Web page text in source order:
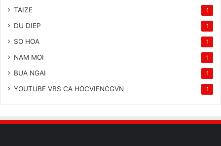
TAIZE 1
DU DIEP 1
SO HOA 1
NAM MOI 1
BUA NGAI 1
YOUTUBE VBS CA HOCVIENCGVN 1